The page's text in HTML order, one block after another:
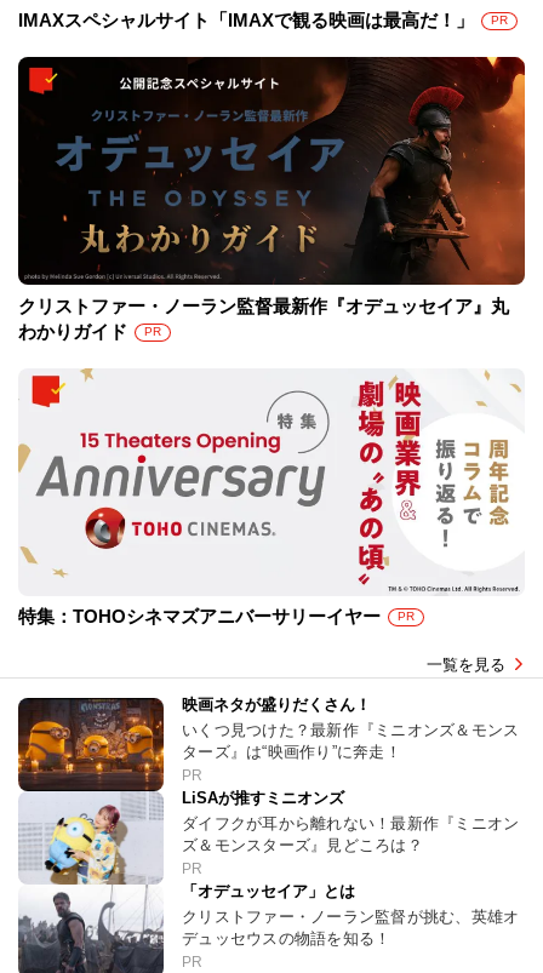
IMAXスペシャルサイト「IMAXで観る映画は最高だ！」 PR
クリストファー・ノーラン監督最新作『オデュッセイア』丸
わかりガイド
PR
特集：TOHOシネマズアニバーサリーイヤー PR
一覧を見る
映画ネタが盛りだくさん！
いくつ見つけた？最新作『ミニオンズ＆モンス
ターズ』は“映画作り”に奔走！
PR
LiSAが推すミニオンズ
ダイフクが耳から離れない！最新作『ミニオン
ズ＆モンスターズ』見どころは？
PR
「オデュッセイア」とは
クリストファー・ノーラン監督が挑む、英雄オ
デュッセウスの物語を知る！
PR